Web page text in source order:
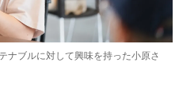
ナブルに対して興味を持った小原さ